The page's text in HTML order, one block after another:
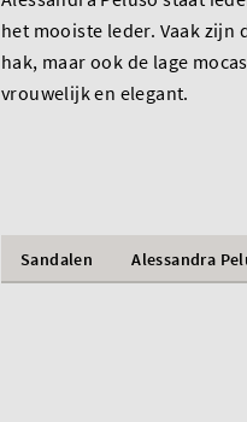
het mooiste leder. Vaak zijn
hak, maar ook de lage
vrouwelijk en elegant.
Sandalen Alessandra